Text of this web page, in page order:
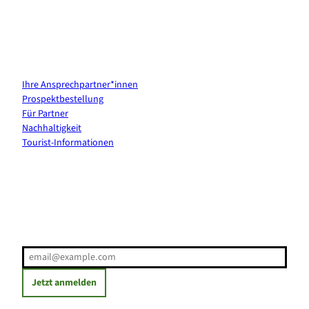
Ihre Ansprechpartner*innen
Prospektbestellung
Für Partner
Nachhaltigkeit
Tourist-Informationen
Jetzt anmelden